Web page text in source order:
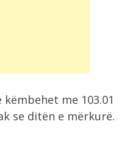
me 103.01
se ditën e mërkurë.